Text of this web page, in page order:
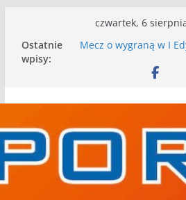
treści
czwartek, 6
Ostatnie
wpisy:
Mecz o wygraną w I
Nasze piłkarskie
Kolejne gry kontrolne
WKS wygrywa
Gwdzie Wielkiej
I mamy kolejne gry
granie przed nami